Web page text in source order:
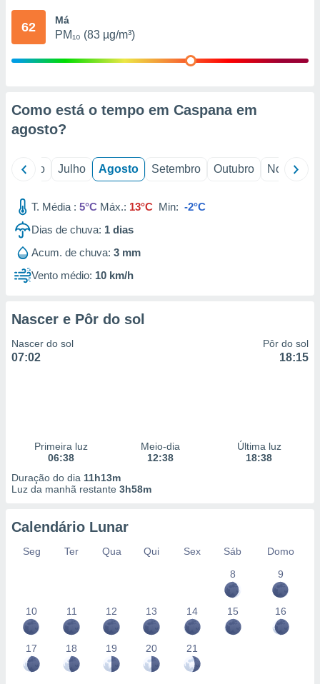
através
1199
62 Má
PM₁₀ (83 µg/m³)
Como está o tempo em Caspana em
agosto?
Junho Julho Agosto Setembro Outubro Novembro
T. Média : 5°C Máx.: 13°C Min: -2°C
Dias de chuva: 1 dias
Acum. de chuva: 3 mm
Vento médio: 10 km/h
Nascer e Pôr do sol
Nascer do sol
07:02
Pôr do sol
18:15
Primeira luz
06:38
Meio-dia
12:38
Última luz
18:38
Duração do dia 11h13m
Luz da manhã restante 3h58m
Calendário Lunar
Seg Ter Qua Qui Sex Sáb
Domo
8
9
10 11 12 13 14 15 16
17 18 19 20 21